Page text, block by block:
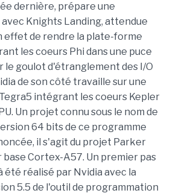
dernière, prépare une
Knights Landing, attendue
effet de rendre la plate-forme
les coeurs Phi dans une puce
le goulot d'étranglement des I/O
de son côté travaille sur une
intégrant les coeurs Kepler
Un projet connu sous le nom de
64 bits de ce programme
il s'agit du projet Parker
base Cortex-A57. Un premier pas
été réalisé par Nvidia avec la
5.5 de l'outil de programmation